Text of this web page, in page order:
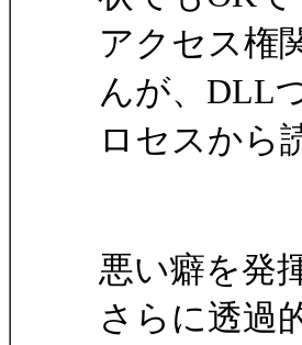
アクセス権
んが、DLL
ロセスから
悪い癖を発
さらに透過